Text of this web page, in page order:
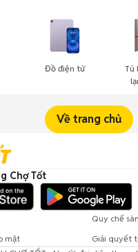
Đồ điện tử
Tủ
Về trang chủ
Chợ Tốt
Quy chế sàn
mật
Giải quyết